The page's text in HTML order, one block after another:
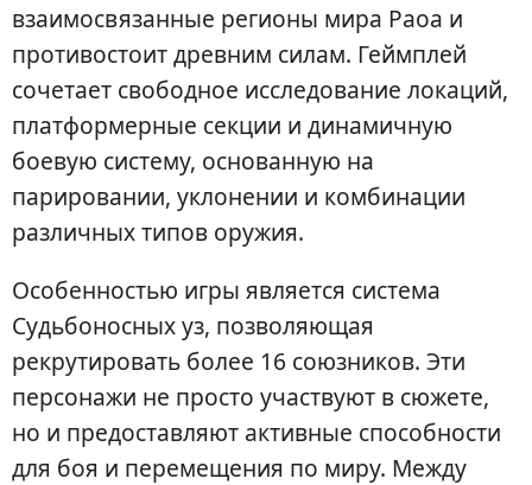
взаимосвязанные регионы мира Раоа и
противостоит древним силам. Геймплей
сочетает свободное исследование локаций,
платформерные секции и динамичную
боевую систему, основанную на
парировании, уклонении и комбинации
различных типов оружия.
Особенностью игры является система
Судьбоносных уз, позволяющая
рекрутировать более 16 союзников. Эти
персонажи не просто участвуют в сюжете,
но и предоставляют активные способности
для боя и перемещения по миру. Между